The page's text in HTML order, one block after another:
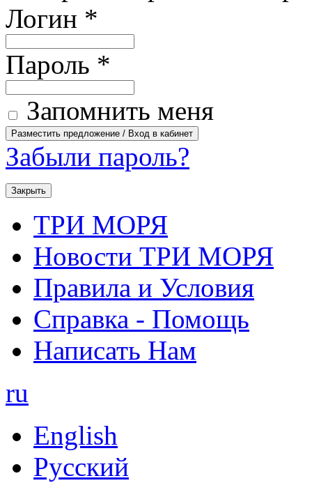
Логин *
Пароль *
Запомнить меня
Забыли пароль?
Закрыть
ТРИ МОРЯ
Новости ТРИ МОРЯ
Правила и Условия
Справка - Помощь
Написать Нам
ru
English
Русский